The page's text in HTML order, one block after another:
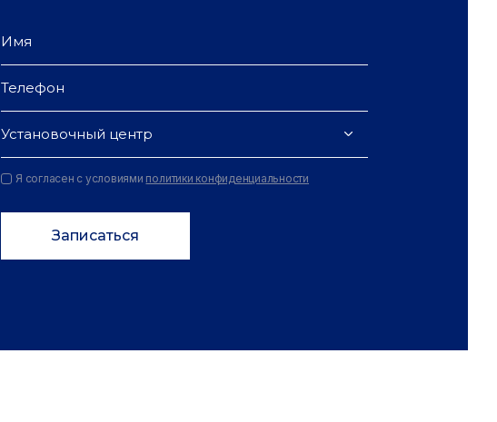
Установочный центр
Я согласен с условиями политики конфиденциальности
Записаться